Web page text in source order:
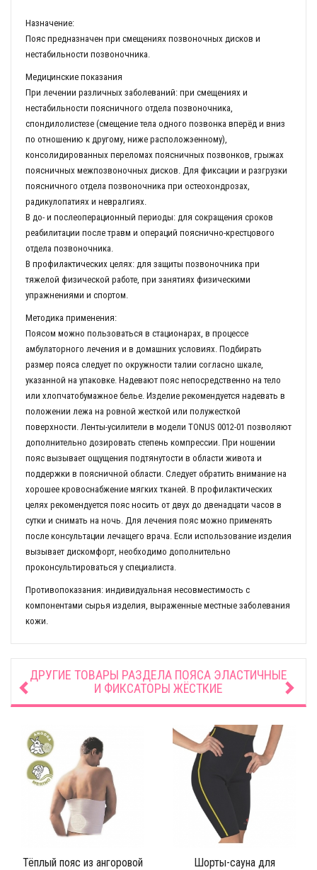
Назначение:
Пояс предназначен при смещениях позвоночных дисков и
нестабильности позвоночника.
Медицинские показания
При лечении различных заболеваний: при смещениях и
нестабильности поясничного отдела позвоночника,
спондилолистезе (смещение тела одного позвонка вперёд и вниз
по отношению к другому, ниже расположэенному),
консолидированных переломах поясничных позвонков, грыжах
поясничных межпозвоночных дисков. Для фиксации и разгрузки
поясничного отдела позвоночника при остеохондрозах,
радикулопатиях и невралгиях.
В до- и послеоперационный периоды: для сокращения сроков
реабилитации после травм и операций пояснично-крестцового
отдела позвоночника.
В профилактических целях: для защиты позвоночника при
тяжелой физической работе, при занятиях физическими
упражнениями и спортом.
Методика применения:
Поясом можно пользоваться в стационарах, в процессе
амбулаторного лечения и в домашних условиях. Подбирать
размер пояса следует по окружности талии согласно шкале,
указанной на упаковке. Надевают пояс непосредственно на тело
или хлопчатобумажное белье. Изделие рекомендуется надевать в
положении лежа на ровной жесткой или полужесткой
поверхности. Ленты-усилители в модели ТONUS 0012-01 позволяют
дополнительно дозировать степень компрессии. При ношении
пояс вызывает ощущения подтянутости в области живота и
поддержки в поясничной области. Следует обратить внимание на
хорошее кровоснабжение мягких тканей. В профилактических
целях рекомендуется пояс носить от двух до двенадцати часов в
сутки и снимать на ночь. Для лечения пояс можно применять
после консультации лечащего врача. Если использование изделия
вызывает дискомфорт, необходимо дополнительно
проконсультироваться у специалиста.
Противопоказания: индивидуальная несовместимость с
компонентами сырья изделия, выраженные местные заболевания
кожи.
ДРУГИЕ ТОВАРЫ РАЗДЕЛА ПОЯСА ЭЛАСТИЧНЫЕ
И ФИКСАТОРЫ ЖЁСТКИЕ
Тёплый пояс из ангоровой
Шорты-сауна для